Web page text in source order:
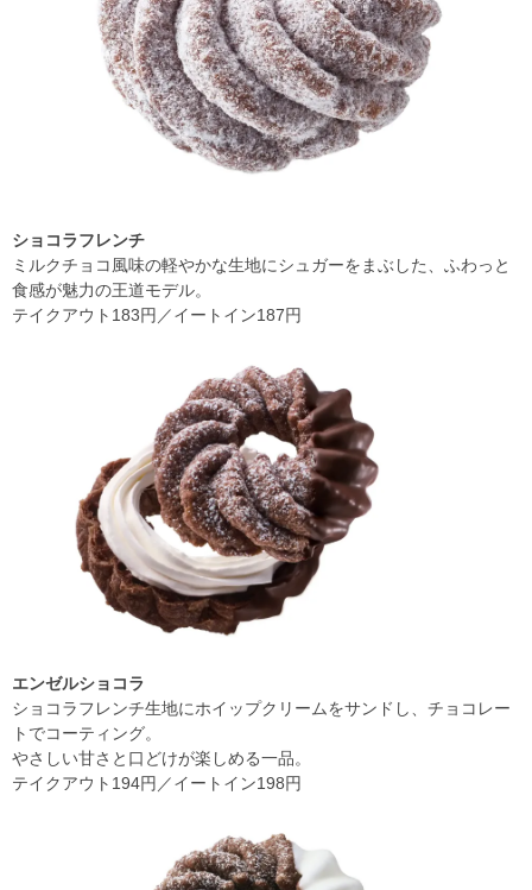
ショコラフレンチ
ミルクチョコ風味の軽やかな生地にシュガーをまぶした、ふわっと
食感が魅力の王道モデル。
テイクアウト183円／イートイン187円
エンゼルショコラ
ショコラフレンチ生地にホイップクリームをサンドし、チョコレー
トでコーティング。
やさしい甘さと口どけが楽しめる一品。
テイクアウト194円／イートイン198円